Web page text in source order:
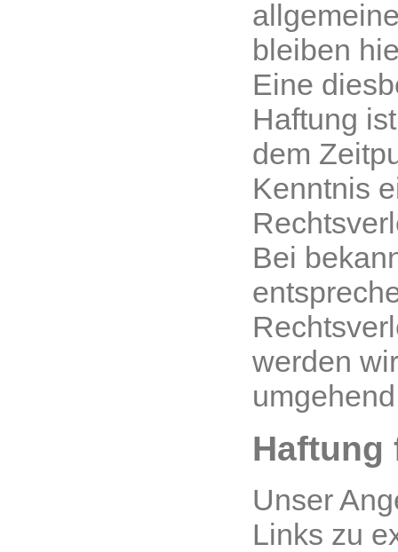
bleiben
Eine
Haftung
dem
Kenntnis
Bei
werden
Haftung
Unser
Links zu